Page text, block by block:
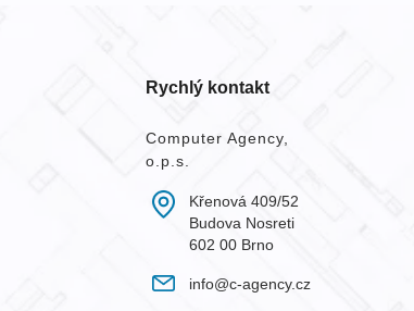
Rychlý kontakt
Computer Agency,
o.p.s.
Křenová 409/52
Budova Nosreti
602 00 Brno
info@c-agency.cz